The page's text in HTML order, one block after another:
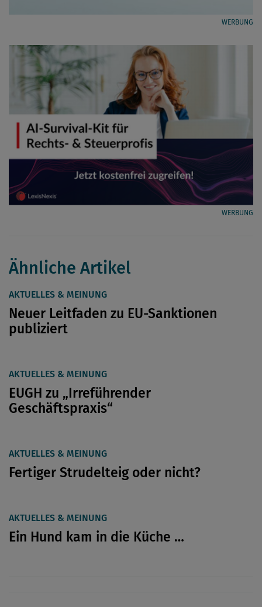
WERBUNG
WERBUNG
Ähnliche Artikel
AKTUELLES & MEINUNG
Neuer Leitfaden zu EU-Sanktionen
publiziert
AKTUELLES & MEINUNG
EUGH zu „Irreführender
Geschäftspraxis“
AKTUELLES & MEINUNG
Fertiger Strudelteig oder nicht?
AKTUELLES & MEINUNG
Ein Hund kam in die Küche …